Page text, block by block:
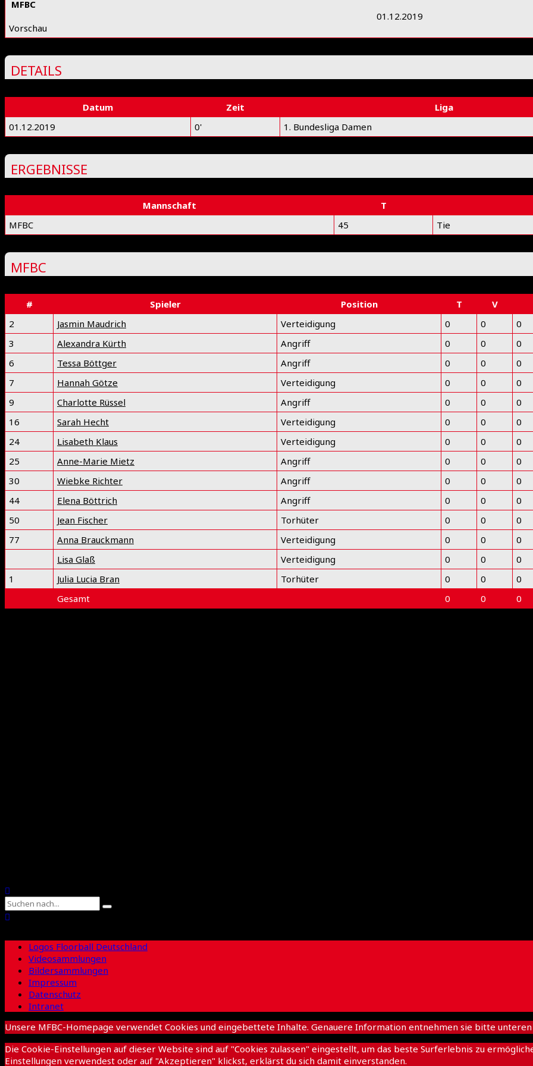
MFBC
01.12.2019
Vorschau
DETAILS
Datum Zeit Liga
01.12.2019
0' 1. Bundesliga Damen
ERGEBNISSE
Mannschaft T
MFBC
45 Tie
MFBC
# Spieler Position T V
2
Jasmin Maudrich Verteidigung 0 0 0
3
Alexandra Kürth Angriff 0 0 0
6
Tessa Böttger Angriff 0 0 0
7
Hannah Götze Verteidigung 0 0 0
9
Charlotte Rüssel Angriff 0 0 0
16
Sarah Hecht Verteidigung 0 0 0
24
Lisabeth Klaus Verteidigung 0 0 0
25
Anne-Marie Mietz Angriff 0 0 0
30
Wiebke Richter Angriff 0 0 0
44
Elena Böttrich Angriff 0 0 0
50
Jean Fischer Torhüter 0 0 0
77
Anna Brauckmann Verteidigung 0 0 0
Lisa Glaß
Verteidigung 0 0 0
1
Julia Lucia Bran Torhüter 0 0 0
Gesamt
0 0 0
Logos Floorball Deutschland
Videosammlungen
Bildersammlungen
Impressum
Datenschutz
Intranet
Unsere MFBC-Homepage verwendet Cookies und eingebettete Inhalte. Genauere Information entnehmen sie bitte
Die Cookie-Einstellungen auf dieser Website sind auf "Cookies zulassen" eingestellt, um das beste Surferlebnis zu
Einstellungen verwendest oder auf "Akzeptieren" klickst, erklärst du sich damit einverstanden.